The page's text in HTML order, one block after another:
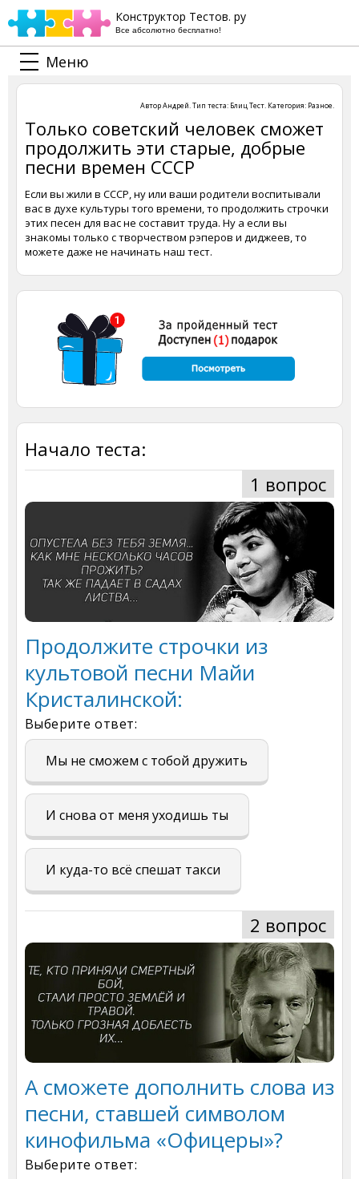
Конструктор Тестов. ру
Все абсолютно бесплатно!
Меню
АвторАндрей. Тип теста: Блиц Тест. Категория: Разное.
Только советский человек сможет
продолжить эти старые, добрые
песни времен СССР
Если вы жили в СССР, ну или ваши родители воспитывали
вас в духе культуры того времени, то продолжить строчки
этих песен для вас не составит труда. Ну а если вы
знакомы только с творчеством рэперов и диджеев, то
можете даже не начинать наш тест.
Начало теста:
1 вопрос
Продолжите строчки из
культовой песни Майи
Кристалинской:
Выберите ответ:
Мы не сможем с тобой дружить
И снова от меня уходишь ты
И куда-то всё спешат такси
2 вопрос
А сможете дополнить слова из
песни, ставшей символом
кинофильма «Офицеры»?
Выберите ответ: